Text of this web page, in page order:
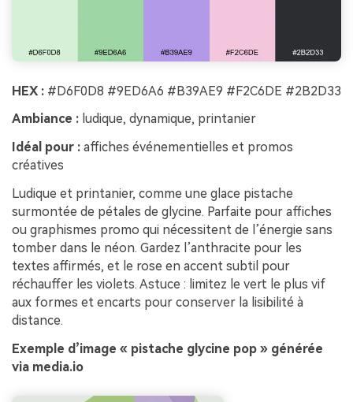
HEX : #D6F0D8 #9ED6A6 #B39AE9 #F2C6DE #2B2D33
Ambiance : ludique, dynamique, printanier
Idéal pour : affiches événementielles et promos
créatives
Ludique et printanier, comme une glace pistache
surmontée de pétales de glycine. Parfaite pour affiches
ou graphismes promo qui nécessitent de l’énergie sans
tomber dans le néon. Gardez l’anthracite pour les
textes affirmés, et le rose en accent subtil pour
réchauffer les violets. Astuce : limitez le vert le plus vif
aux formes et encarts pour conserver la lisibilité à
distance.
Exemple d’image « pistache glycine pop » générée
via media.io